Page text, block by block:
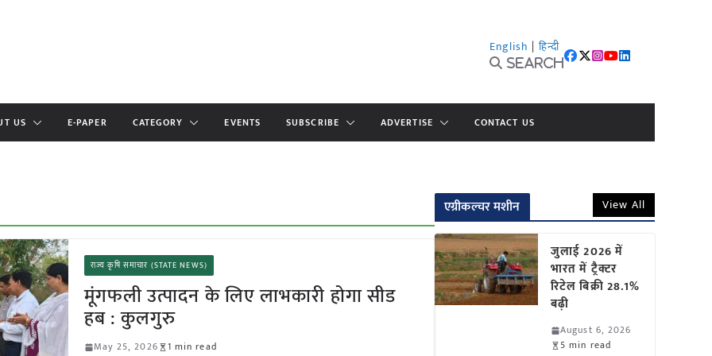
English | हिन्दी
Search
US E-PAPER CATEGORY EVENTS SUBSCRIBE ADVERTISE CONTACT US
राज्य कृषि समाचार (STATE NEWS)
मूंगफली उत्पादन के लिए लाभकारी होगा सीड
हब : कुलगुरु
May 25, 2026
1 min read
एग्रीकल्चर मशीन View All
जुलाई 2026 में
भारत में ट्रैक्टर
रिटेल बिक्री 28.1%
बढ़ी
August 6, 2026
5 min read